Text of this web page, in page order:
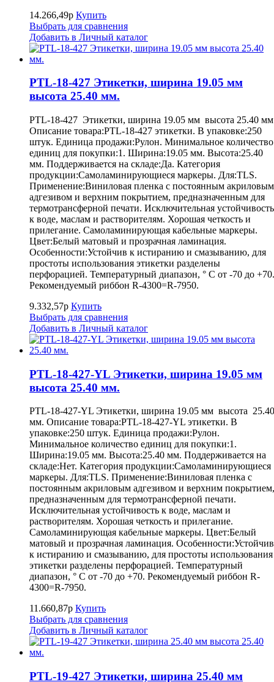
14.266,49р Купить
Выбрать для сравнения
Добавить в Личный каталог
PTL-18-427 Этикетки, ширина 19.05 мм
высота 25.40 мм.
PTL-18-427 Этикетки, ширина 19.05 мм высота 25.40
Описание товара:PTL-18-427 этикетки. В упаковке:250
штук. Единица продажи:Рулон. Минимальное количество
единиц для покупки:1. Ширина:19.05 мм. Высота:25.40
мм. Поддерживается на складе:Да. Категория
продукции:Самоламинирующиеся маркеры. Для:TLS.
Применение:Виниловая пленка с постоянным акриловым
адгезивом и верхним покрытием, предназначенным для
термотрансферной печати. Исключительная устойчивость
к воде, маслам и растворителям. Хорошая четкость и
прилегание. Самоламинирующая кабельные маркеры.
Цвет:Белый матовый и прозрачная ламинация.
Особенности:Устойчив к истиранию и смазыванию, для
простоты использования этикетки разделены
перфорацией. Температурный диапазон, ° С от -70 до +70.
Рекомендуемый риббон R-4300=R-7950.
9.332,57р Купить
Выбрать для сравнения
Добавить в Личный каталог
PTL-18-427-YL Этикетки, ширина 19.05 мм
высота 25.40 мм.
PTL-18-427-YL Этикетки, ширина 19.05 мм высота 25.40
мм. Описание товара:PTL-18-427-YL этикетки. В
упаковке:250 штук. Единица продажи:Рулон.
Минимальное количество единиц для покупки:1.
Ширина:19.05 мм. Высота:25.40 мм. Поддерживается на
складе:Нет. Категория продукции:Самоламинирующиеся
маркеры. Для:TLS. Применение:Виниловая пленка с
постоянным акриловым адгезивом и верхним покрытием,
предназначенным для термотрансферной печати.
Исключительная устойчивость к воде, маслам и
растворителям. Хорошая четкость и прилегание.
Самоламинирующая кабельные маркеры. Цвет:Белый
матовый и прозрачная ламинация. Особенности:Устойчив
к истиранию и смазыванию, для простоты использования
этикетки разделены перфорацией. Температурный
диапазон, ° С от -70 до +70. Рекомендуемый риббон R-
4300=R-7950.
11.660,87р Купить
Выбрать для сравнения
Добавить в Личный каталог
PTL-19-427 Этикетки, ширина 25.40 мм